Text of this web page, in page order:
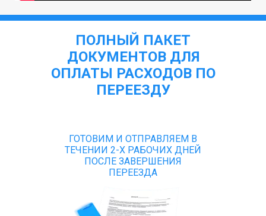
ПОЛНЫЙ ПАКЕТ
ДОКУМЕНТОВ ДЛЯ
ОПЛАТЫ РАСХОДОВ ПО
ПЕРЕЕЗДУ
ГОТОВИМ И ОТПРАВЛЯЕМ В
ТЕЧЕНИИ 2-Х РАБОЧИХ ДНЕЙ
ПОСЛЕ ЗАВЕРШЕНИЯ
ПЕРЕЕЗДА